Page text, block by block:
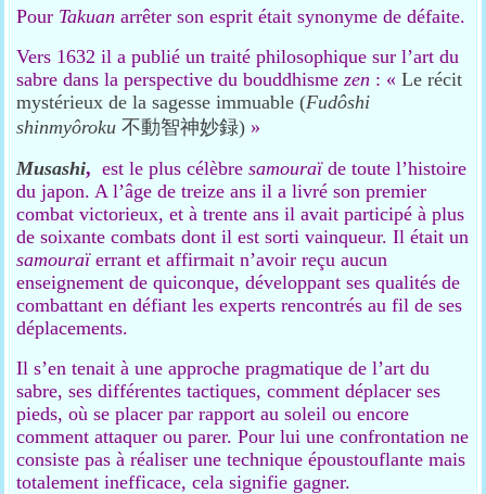
Pour Takuan arrêter son esprit était synonyme de défaite.
Vers 1632 il a publié un traité philosophique sur l’art du
sabre dans la perspective du bouddhismezen : «Le récit
mystérieux de la sagesse immuable (Fudôshi
shinmyôroku 不動智神妙録) »
Musashi,est le plus célèbresamouraïde toute l’histoire
du japon. A l’âge de treize ans il a livré son premier
combat victorieux, et à trente ans il avait participé à plus
de soixante combats dont il est sorti vainqueur. Il était un
samouraïerrant et affirmait n’avoir reçu aucun
enseignement de quiconque, développant ses qualités de
combattant en défiant les experts rencontrés au fil de ses
déplacements.
Il s’en tenait à une approche pragmatique de l’art du
sabre, ses différentes tactiques, comment déplacer ses
pieds, où se placer par rapport au soleil ou encore
comment attaquer ou parer. Pour lui une confrontation ne
consiste pas à réaliser une technique époustouflante mais
totalement inefficace, cela signifie gagner.